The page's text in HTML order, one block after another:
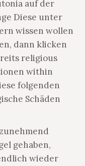
auf der
Diese unter
wissen wollen
dann klicken
religious
within
folgenden
Schäden
gehaben,
wieder